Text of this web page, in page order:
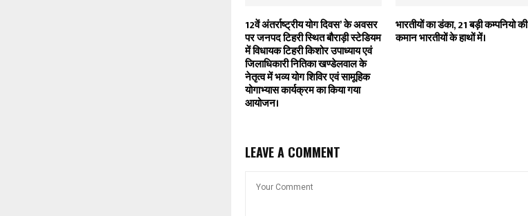
12वें अंतर्राष्ट्रीय योग दिवस’ के अवसर
पर जनपद टिहरी स्थित बौराड़ी स्टेडियम
में विधायक टिहरी किशोर उपाध्याय एवं
जिलाधिकारी नितिका खण्डेलवाल के
नेतृत्व में भव्य योग शिविर एवं सामूहिक
योगाभ्यास कार्यक्रम का किया गया
आयोजन।
भारतीयों का डंका, 21 बड़ी कम्पनियो की
कमान भारतीयों के हाथों में।
LEAVE A COMMENT